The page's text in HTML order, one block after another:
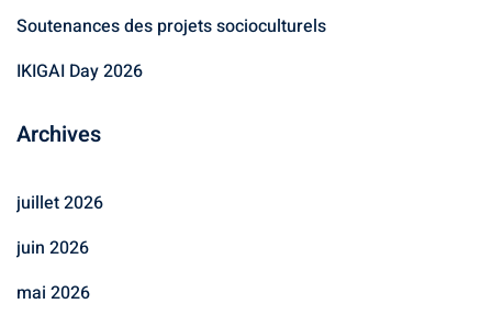
Soutenances des projets socioculturels
IKIGAI Day 2026
Archives
juillet 2026
juin 2026
mai 2026